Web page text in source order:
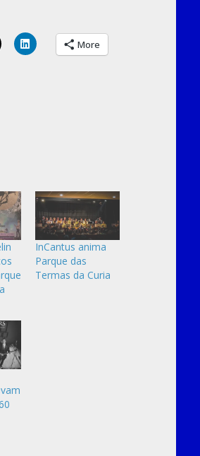
More
InCantus anima
Parque das
Termas da Curia